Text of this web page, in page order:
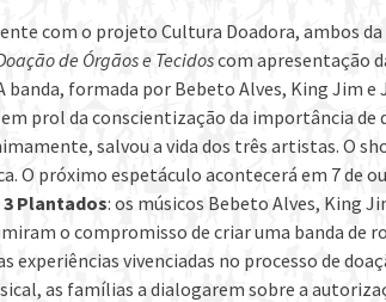
com o projeto Cultura Doadora, ambos
de Órgãos e Tecidoscom apresentação
banda, formada por Bebeto Alves, King Jim
prol da conscientização da importância de
salvou a vida dos três artistas. O
O próximo espetáculo acontecerá em 7 de
3 Plantados: os músicos Bebeto Alves, King
o compromisso de criar uma banda de
vivenciadas no processo de
as famílias a dialogarem sobre a